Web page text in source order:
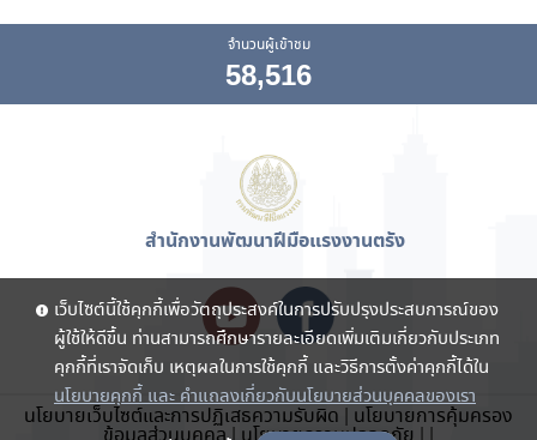
จำนวนผู้เข้าชม
58,516
สำนักงานพัฒนาฝีมือแรงงานตรัง
นโยบายเว็บไซต์และการปฏิเสธความรับผิด | นโยบายการคุ้มครอง
เว็บไซต์นี้ใช้คุกกี้เพื่อวัตถุประสงค์ในการปรับปรุงประสบการณ์ของ
ผู้ใช้ให้ดีขึ้น ท่านสามารถศึกษารายละเอียดเพิ่มเติมเกี่ยวกับประเภท
คุกกี้ที่เราจัดเก็บ เหตุผลในการใช้คุกกี้ และวิธีการตั้งค่าคุกกี้ได้ใน
นโยบายคุกกี้ และ คำแถลงเกี่ยวกับนโยบายส่วนบุคคลของเรา